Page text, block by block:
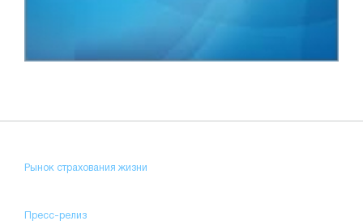
Рынок страхования жизни
Пресс-релиз